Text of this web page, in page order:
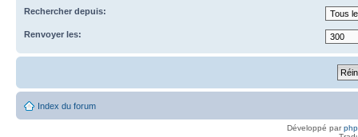
Rechercher depuis:
Renvoyer les:
Index du forum
Développé par